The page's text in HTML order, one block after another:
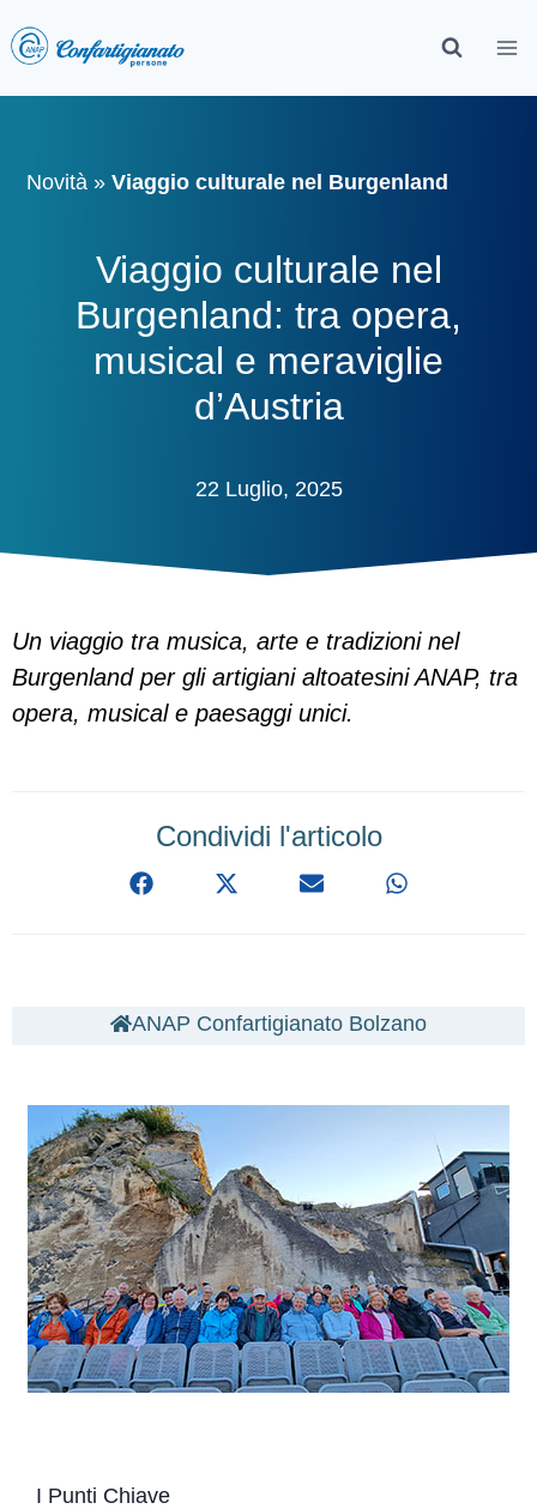
Novità »Viaggio culturale nel Burgenland
Viaggio culturale nel
Burgenland: tra opera,
musical e meraviglie
d’Austria
22 Luglio, 2025
Un viaggio tra musica, arte e tradizioni nel
Burgenland per gli artigiani altoatesini ANAP, tra
opera, musical e paesaggi unici.
Condividi l'articolo
ANAP Confartigianato Bolzano
I Punti Chiave